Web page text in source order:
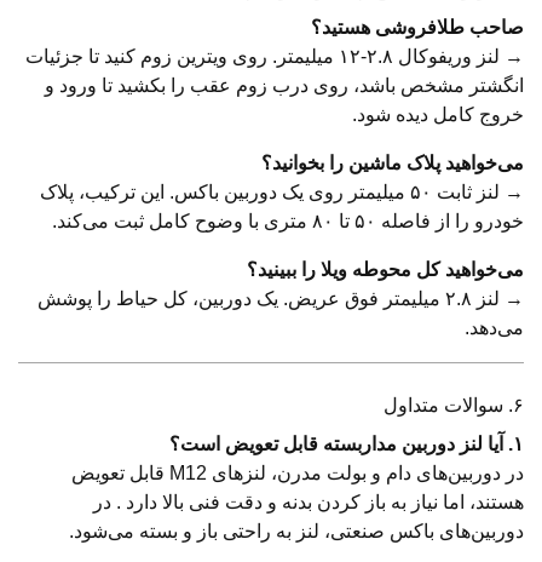
صاحب طلافروشی هستید؟
→ لنز وریفوکال ۲.۸-۱۲ میلیمتر. روی ویترین زوم کنید تا جزئیات
انگشتر مشخص باشد، روی درب زوم عقب را بکشید تا ورود و
خروج کامل دیده شود.
می‌خواهید پلاک ماشین را بخوانید؟
→ لنز ثابت ۵۰ میلیمتر روی یک دوربین باکس. این ترکیب، پلاک
خودرو را از فاصله ۵۰ تا ۸۰ متری با وضوح کامل ثبت می‌کند.
می‌خواهید کل محوطه ویلا را ببینید؟
→ لنز ۲.۸ میلیمتر فوق عریض. یک دوربین، کل حیاط را پوشش
می‌دهد.
۶. سوالات متداول
۱. آیا لنز دوربین مداربسته قابل تعویض است؟
در دوربین‌های دام و بولت مدرن، لنزهای M12 قابل تعویض
هستند، اما نیاز به باز کردن بدنه و دقت فنی بالا دارد . در
دوربین‌های باکس صنعتی، لنز به راحتی باز و بسته می‌شود.